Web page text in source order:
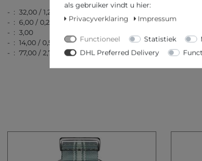
- : 32,00 / 1,26
- : 6,00 / 0,24
- : 3,00
- : 14,00 / 0,55
- : 77,00 / 2,72
als gebruiker vindt u hier:
Privacyverklaring
Impressum
Functioneel Statistiek
DHL Preferred Delivery